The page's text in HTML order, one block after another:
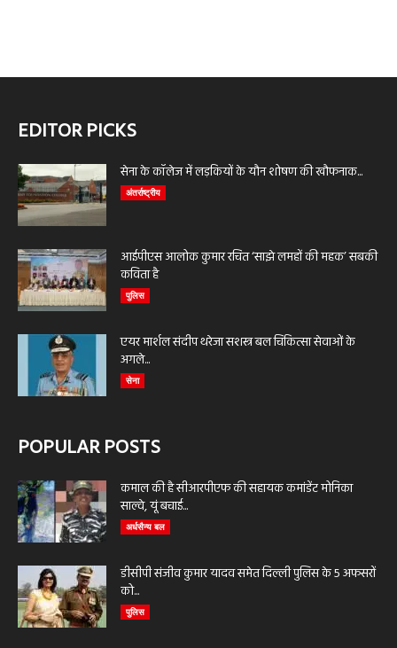
EDITOR PICKS
सेना के कॉलेज में लड़कियों के यौन शोषण की खौफनाक...
अंतर्राष्ट्रीय
आईपीएस आलोक कुमार रचित ‘साझे लमहों की महक’ सबकी
कविता है
पुलिस
एयर मार्शल संदीप थरेजा सशस्त्र बल चिकित्सा सेवाओं के
अगले...
सेना
POPULAR POSTS
कमाल की है सीआरपीएफ की सहायक कमांडेंट मोनिका
साल्वे, यूं बचाई...
अर्धसैन्य बल
डीसीपी संजीव कुमार यादव समेत दिल्ली पुलिस के 5 अफसरों
को...
पुलिस